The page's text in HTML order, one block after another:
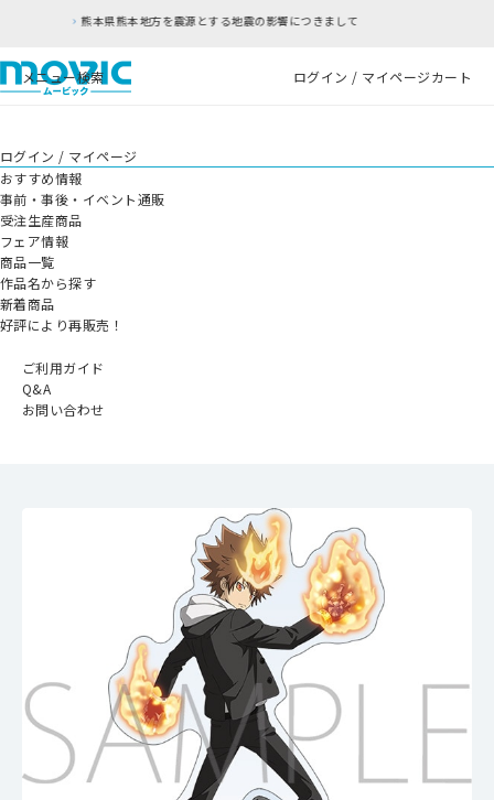
とする地震の影響につきまして
メニュー検索 ログイン / マイページカート
ログイン / マイページ
おすすめ情報
事前・事後・イベント通販
受注生産商品
フェア情報
商品一覧
作品名から探す
新着商品
好評により再販売！
ご利用ガイド
Q&A
お問い合わせ